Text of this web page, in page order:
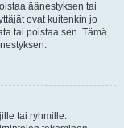
äänestyksen tai
ovat kuitenkin jo
tai poistaa sen. Tämä
tai ryhmille.